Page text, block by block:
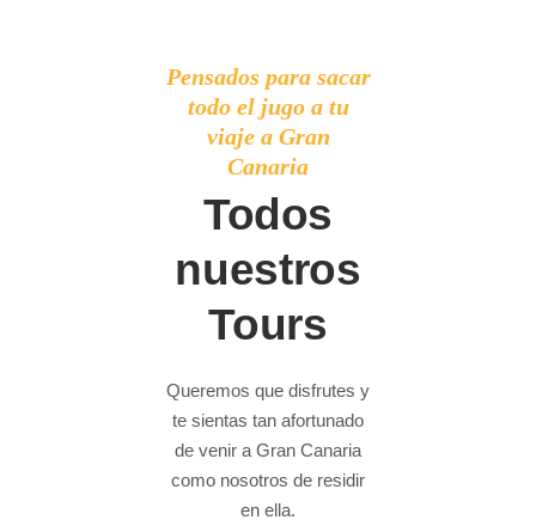
Pensados para sacar
todo el jugo a tu
viaje a Gran
Canaria
Todos
nuestros
Tours
Queremos que disfrutes y
te sientas tan afortunado
de venir a Gran Canaria
como nosotros de residir
en ella.